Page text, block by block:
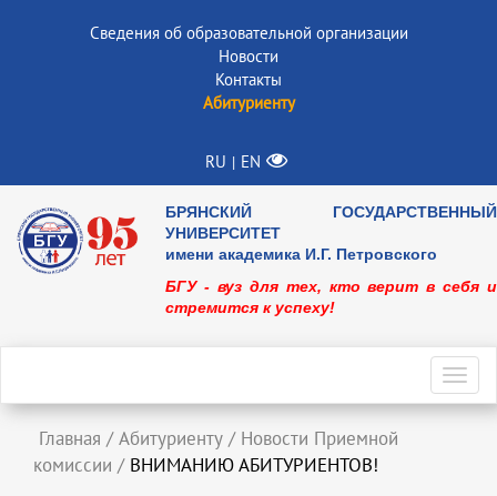
Сведения об образовательной организации
Новости
Контакты
Абитуриенту
RU | EN
БРЯНСКИЙ ГОСУДАРСТВЕННЫЙ
УНИВЕРСИТЕТ
имени академика И.Г. Петровского
БГУ - вуз для тех, кто верит в себя и
стремится к успеху!
Главная / Абитуриенту / Новости Приемной
комиссии / ВНИМАНИЮ АБИТУРИЕНТОВ!